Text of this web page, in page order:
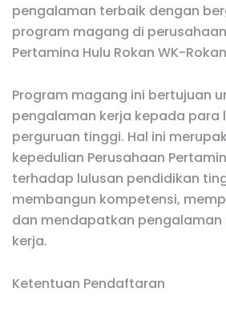
pengalaman terbaik dengan
program magang di perusahaan
Pertamina Hulu Rokan WK-
Program magang ini bertujuan
pengalaman kerja kepada para
perguruan tinggi. Hal ini
kepedulian Perusahaan
terhadap lulusan pendidikan
membangun kompetensi,
dan mendapatkan pengalaman
kerja.
Ketentuan Pendaftaran